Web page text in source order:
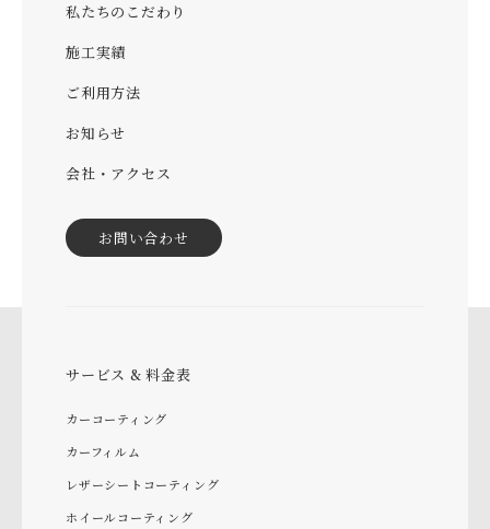
私たちのこだわり
施工実績
ご利用方法
お知らせ
会社・アクセス
お問い合わせ
サービス & 料金表
カーコーティング
カーフィルム
レザーシートコーティング
ホイールコーティング